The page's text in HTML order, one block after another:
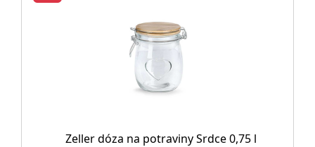
Zeller dóza na potraviny Srdce 0,75 l